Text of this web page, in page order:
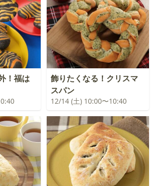
！福は
飾りたくなる！クリスマ
スパン
12/14 (土) 10:00〜10:40